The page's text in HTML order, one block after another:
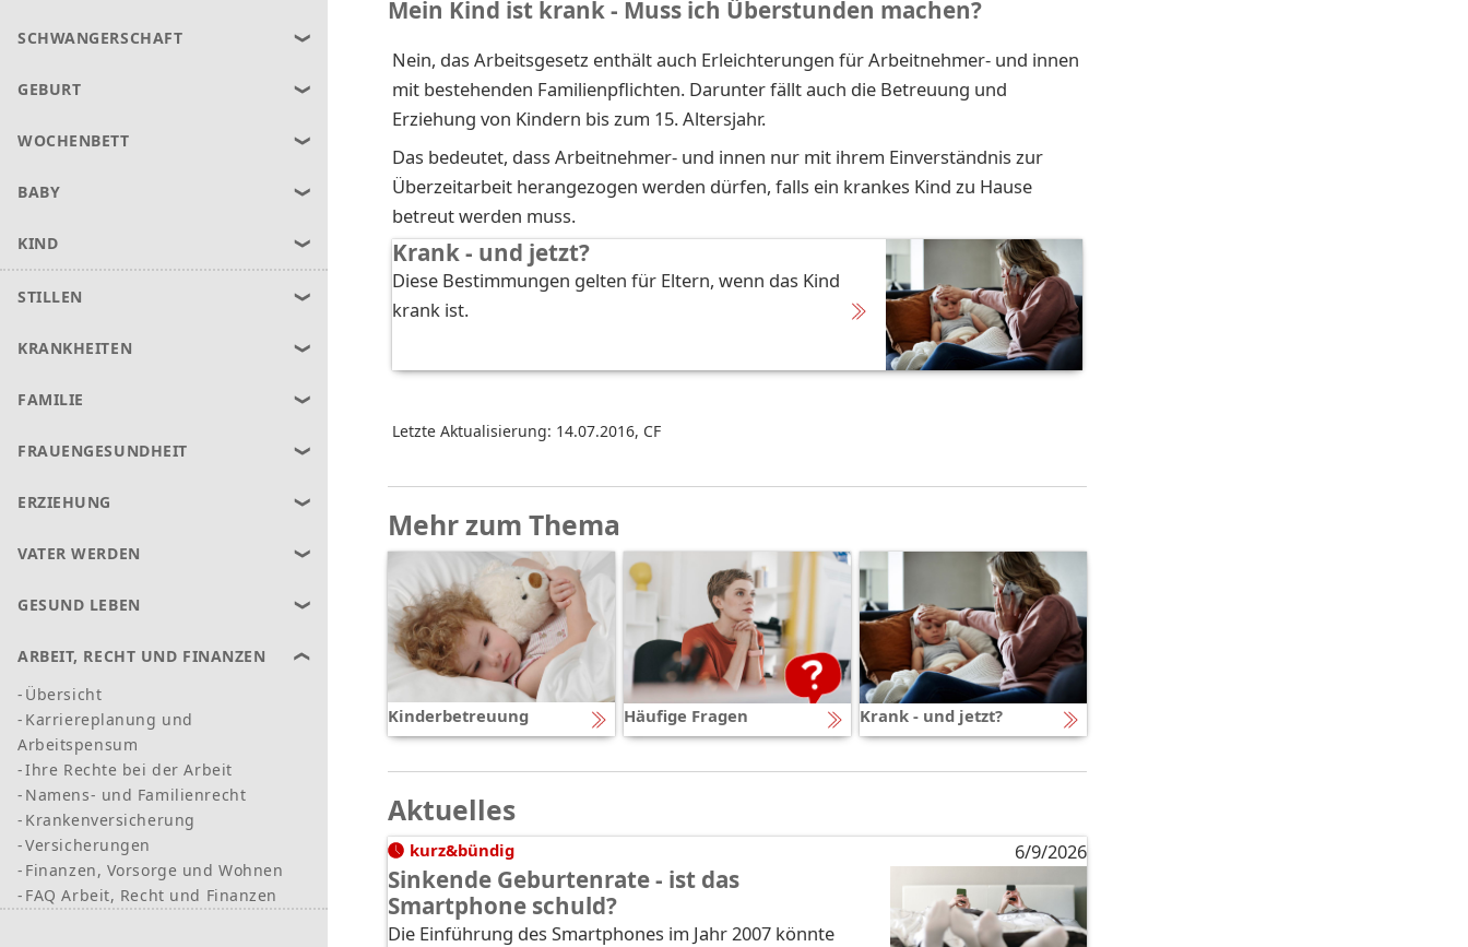
SCHWANGERSCHAFT
GEBURT
WOCHENBETT
BABY
KIND
STILLEN
KRANKHEITEN
FAMILIE
FRAUENGESUNDHEIT
ERZIEHUNG
VATER WERDEN
GESUND LEBEN
ARBEIT, RECHT UND FINANZEN
Übersicht
Karriereplanung und
Arbeitspensum
Ihre Rechte bei der Arbeit
Namens- und Familienrecht
Krankenversicherung
Versicherungen
Finanzen, Vorsorge und Wohnen
FAQ Arbeit, Recht und Finanzen
Mein Kind ist krank - Muss ich Überstunden machen?
Nein, das Arbeitsgesetz enthält auch Erleichterungen für Arbeitnehmer- und innen
mit bestehenden Familienpflichten. Darunter fällt auch die Betreuung und
Erziehung von Kindern bis zum 15. Altersjahr.
Das bedeutet, dass Arbeitnehmer- und innen nur mit ihrem Einverständnis zur
Überzeitarbeit herangezogen werden dürfen, falls ein krankes Kind zu Hause
betreut werden muss.
Krank - und jetzt?
Diese Bestimmungen gelten für Eltern, wenn das Kind
krank ist.
Letzte Aktualisierung: 14.07.2016, CF
Mehr zum Thema
Kinderbetreuung Häufige Fragen Krank - und jetzt?
Aktuelles
kurz&bündig 6/9/2026
Sinkende Geburtenrate - ist das
Smartphone schuld?
Die Einführung des Smartphones im Jahr 2007 könnte